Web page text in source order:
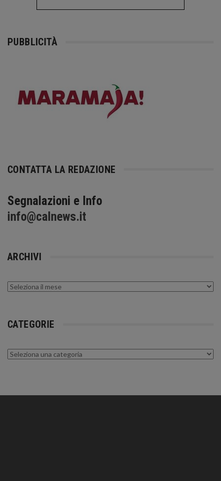
PUBBLICITÀ
CONTATTA LA REDAZIONE
Segnalazioni e Info
info@calnews.it
ARCHIVI
Archivi
CATEGORIE
Categorie